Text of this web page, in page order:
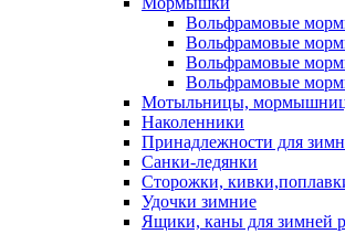
Вольфрамовые
Вольфрамовые
Вольфрамовые
Вольфрамовые
Мотыльницы,
Наколенники
Принадлежности для
Санки-ледянки
Сторожки,
Удочки зимние
Ящики, каны для зимней